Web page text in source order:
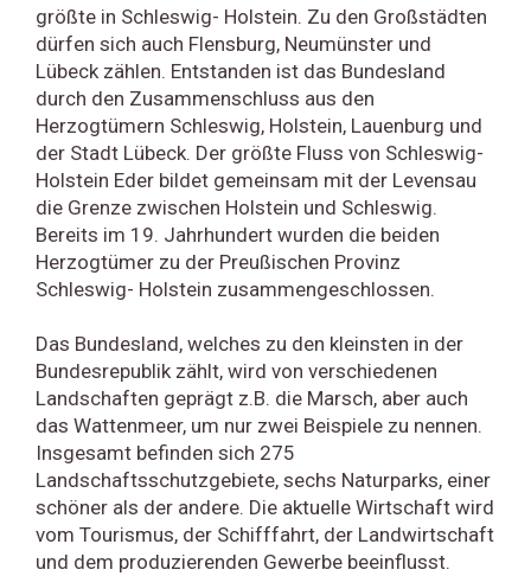
größte in Schleswig- Holstein. Zu den Großstädten
dürfen sich auch Flensburg, Neumünster und
Lübeck zählen. Entstanden ist das Bundesland
durch den Zusammenschluss aus den
Herzogtümern Schleswig, Holstein, Lauenburg und
der Stadt Lübeck. Der größte Fluss von Schleswig-
Holstein Eder bildet gemeinsam mit der Levensau
die Grenze zwischen Holstein und Schleswig.
Bereits im 19. Jahrhundert wurden die beiden
Herzogtümer zu der Preußischen Provinz
Schleswig- Holstein zusammengeschlossen.
Das Bundesland, welches zu den kleinsten in der
Bundesrepublik zählt, wird von verschiedenen
Landschaften geprägt z.B. die Marsch, aber auch
das Wattenmeer, um nur zwei Beispiele zu nennen.
Insgesamt befinden sich 275
Landschaftsschutzgebiete, sechs Naturparks, einer
schöner als der andere. Die aktuelle Wirtschaft wird
vom Tourismus, der Schifffahrt, der Landwirtschaft
und dem produzierenden Gewerbe beeinflusst.